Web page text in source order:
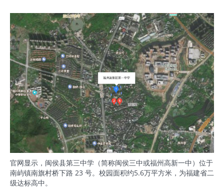
官网显示，闽侯县第三中学（简称‌闽侯三中‌或‌福州高新一中）位于
南屿镇南旗村桥下路 23 号。校园面积约5.6万平方米，为福建省二
级达标高中‌。‌‌